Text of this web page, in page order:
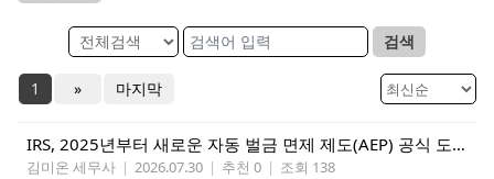
검색
1 » 마지막
IRS, 2025년부터 새로운 자동 벌금 면제 제도(AEP) 공식 도입 발표
김미온 세무사 | 2026.07.30 | 추천 0 | 조회 138